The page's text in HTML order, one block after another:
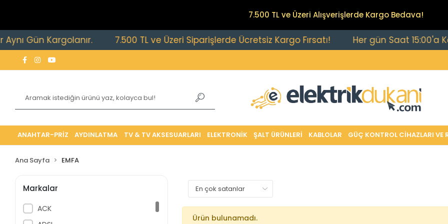
7.500 TL ve Üzeri Alışverişlerde Kargo Bedava!
Gün Kargolanır. 7.500 TL ve Üzeri Siparişlerde Ücretsiz Kargo Fırsatı! Her gün Saat 15:00'a
ANAHTAR-PRİZ AYDINLATMA TV & TV AKSESUARLARI ELEKTRONİK ŞALT ÜRÜNLERİ KABLOLAR GÜÇ KONTROL CİHAZLARI VE
Ana Sayfa EMFA
Markalar
ACK
Ürün bulunamadı.